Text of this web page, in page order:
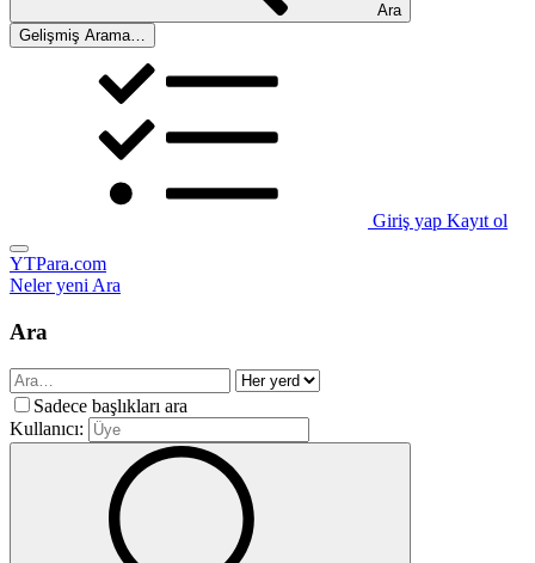
Ara
Gelişmiş Arama…
Giriş yap Kayıt ol
YTPara.com
Neler yeniAra
Ara
Sadece başlıkları ara
Kullanıcı: